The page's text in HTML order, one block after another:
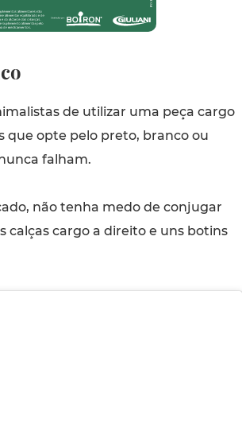
de utilizar uma peça cargo
que opte pelo preto, branco ou
falham.
não tenha medo de conjugar
calças cargo a direito e uns botins